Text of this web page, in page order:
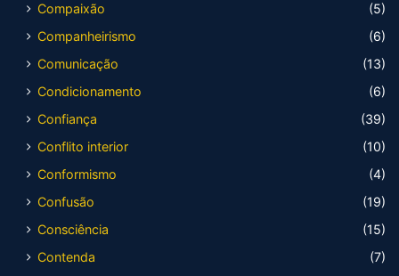
Compaixão
(5)
Companheirismo
(6)
Comunicação
(13)
Condicionamento
(6)
Confiança
(39)
Conflito interior
(10)
Conformismo
(4)
Confusão
(19)
Consciência
(15)
Contenda
(7)